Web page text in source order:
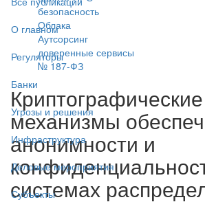
О главном
Регуляторы
Банки
Угрозы и решения
Инфраструктура
Деловые мероприятия
Субъекты
безопасность
Облака
Аутсорсинг
доверенные сервисы
№ 187-ФЗ
Криптографические
механизмы
анонимности и
системах